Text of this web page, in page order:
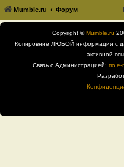
Mumble.ru Форум
Copyright ©Mumble.ru
Копировние ЛЮБОЙ информации с
активной
Связь с Администрацией: по e-